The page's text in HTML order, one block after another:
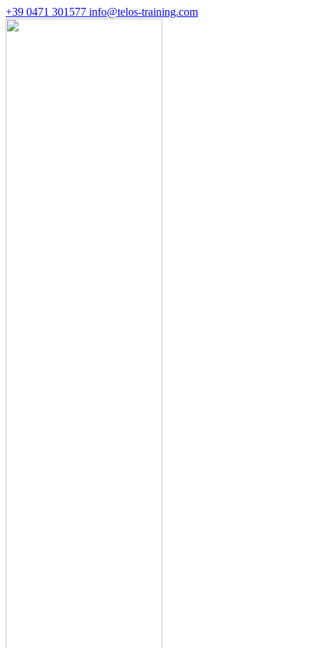
+39 0471 301577 info@telos-training.com